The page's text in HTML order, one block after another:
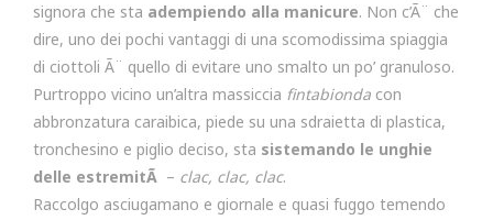
signora che sta adempiendo alla manicure. Non c’Ã¨ che
dire, uno dei pochi vantaggi di una scomodissima spiaggia
di ciottoli Ã¨ quello di evitare uno smalto un po’ granuloso.
Purtroppo vicino un’altra massiccia fintabionda con
abbronzatura caraibica, piede su una sdraietta di plastica,
tronchesino e piglio deciso, sta sistemando le unghie
delle estremitÃ – clac, clac, clac.
Raccolgo asciugamano e giornale e quasi fuggo temendo